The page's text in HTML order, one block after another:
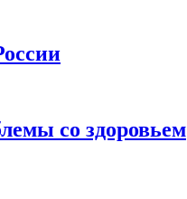
со здоровьем